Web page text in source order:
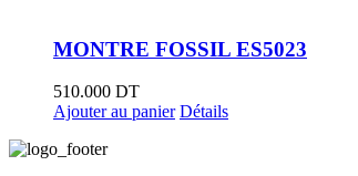
MONTRE FOSSIL ES5023
510.000 DT
Ajouter au panier Détails